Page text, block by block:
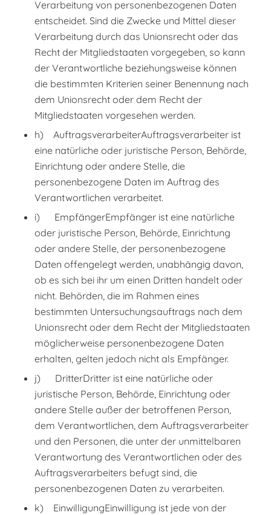
Verarbeitung von personenbezogenen Daten
entscheidet. Sind die Zwecke und Mittel dieser
Verarbeitung durch das Unionsrecht oder das
Recht der Mitgliedstaaten vorgegeben, so kann
der Verantwortliche beziehungsweise können
die bestimmten Kriterien seiner Benennung nach
dem Unionsrecht oder dem Recht der
Mitgliedstaaten vorgesehen werden.
h) AuftragsverarbeiterAuftragsverarbeiter ist
eine natürliche oder juristische Person, Behörde,
Einrichtung oder andere Stelle, die
personenbezogene Daten im Auftrag des
Verantwortlichen verarbeitet.
i) EmpfängerEmpfänger ist eine natürliche
oder juristische Person, Behörde, Einrichtung
oder andere Stelle, der personenbezogene
Daten offengelegt werden, unabhängig davon,
ob es sich bei ihr um einen Dritten handelt oder
nicht. Behörden, die im Rahmen eines
bestimmten Untersuchungsauftrags nach dem
Unionsrecht oder dem Recht der Mitgliedstaaten
möglicherweise personenbezogene Daten
erhalten, gelten jedoch nicht als Empfänger.
j) DritterDritter ist eine natürliche oder
juristische Person, Behörde, Einrichtung oder
andere Stelle außer der betroffenen Person,
dem Verantwortlichen, dem Auftragsverarbeiter
und den Personen, die unter der unmittelbaren
Verantwortung des Verantwortlichen oder des
Auftragsverarbeiters befugt sind, die
personenbezogenen Daten zu verarbeiten.
k) EinwilligungEinwilligung ist jede von der